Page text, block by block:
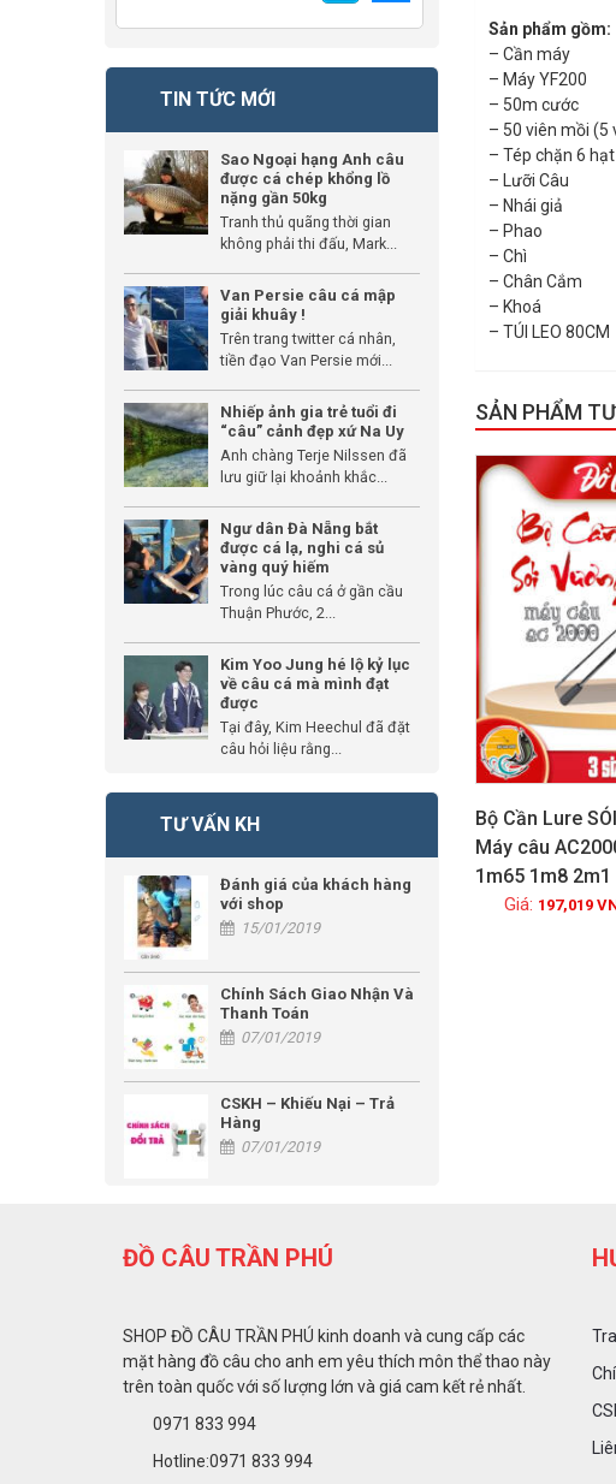
Sản phẩm gồm:
– Cần máy
– Máy YF200
– 50m cước
– 50 viên mồi (5
– Tép chặn 6 hạt
– Lưỡi Câu
– Nhái giả
– Phao
– Chì
– Chân Cắm
– Khoá
– TÚI LEO 80CM
SẢN PHẨM
GIẢM GIÁ!
Bộ Cần Lure
Máy câu
1m65 1m8 2m1
197,019
TIN TỨC MỚI
Sao Ngoại hạng Anh câu
được cá chép khổng lồ
nặng gần 50kg
Tranh thủ quãng thời gian
không phải thi đấu, Mark...
Van Persie câu cá mập
giải khuây !
Trên trang twitter cá nhân,
tiền đạo Van Persie mới...
Nhiếp ảnh gia trẻ tuổi đi
“câu” cảnh đẹp xứ Na Uy
Anh chàng Terje Nilssen đã
lưu giữ lại khoảnh khắc...
Ngư dân Đà Nẵng bắt
được cá lạ, nghi cá sủ
vàng quý hiếm
Trong lúc câu cá ở gần cầu
Thuận Phước, 2...
Kim Yoo Jung hé lộ kỷ lục
về câu cá mà mình đạt
được
Tại đây, Kim Heechul đã đặt
câu hỏi liệu rằng...
TƯ VẤN KH
Đánh giá của khách hàng
với shop
15/01/2019
Chính Sách Giao Nhận Và
Thanh Toán
07/01/2019
CSKH – Khiếu Nại – Trả
Hàng
07/01/2019
ĐỒ CÂU TRẦN PHÚ
SHOP ĐỒ CÂU TRẦN PHÚ kinh doanh và cung cấp các
mặt hàng đồ câu cho anh em yêu thích môn thể thao này
trên toàn quốc với số lượng lớn và giá cam kết rẻ nhất.
0971 833 994
Hotline:0971 833 994